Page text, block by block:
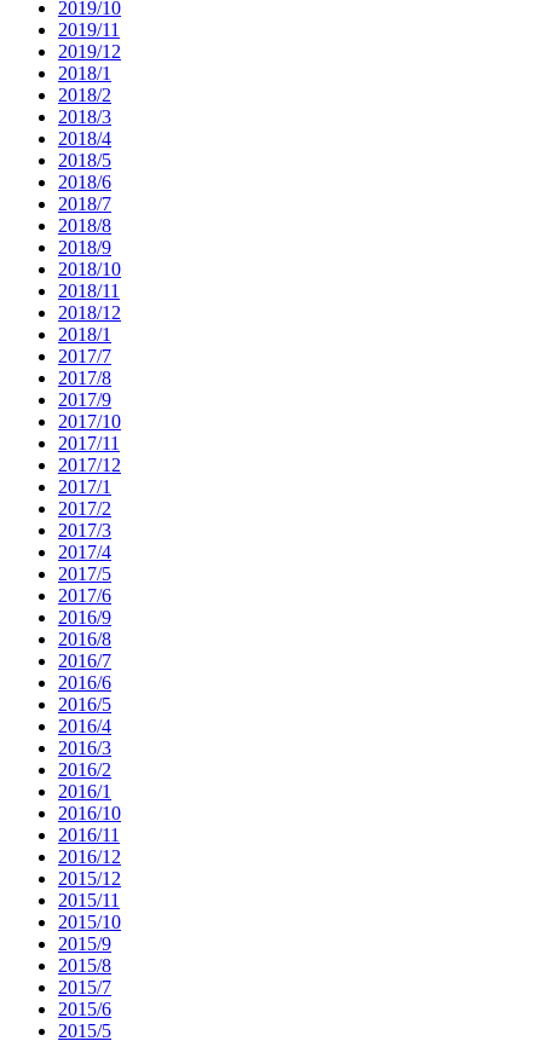
2019/10
2019/11
2019/12
2018/1
2018/2
2018/3
2018/4
2018/5
2018/6
2018/7
2018/8
2018/9
2018/10
2018/11
2018/12
2018/1
2017/7
2017/8
2017/9
2017/10
2017/11
2017/12
2017/1
2017/2
2017/3
2017/4
2017/5
2017/6
2016/9
2016/8
2016/7
2016/6
2016/5
2016/4
2016/3
2016/2
2016/1
2016/10
2016/11
2016/12
2015/12
2015/11
2015/10
2015/9
2015/8
2015/7
2015/6
2015/5